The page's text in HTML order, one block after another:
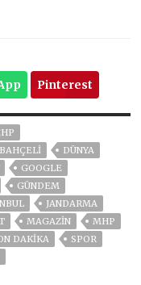
Pinterest
DÜNYA
GOOGLE
GÜNDEM
JANDARMA
MAGAZİN
MHP
DAKIKA
SPOR